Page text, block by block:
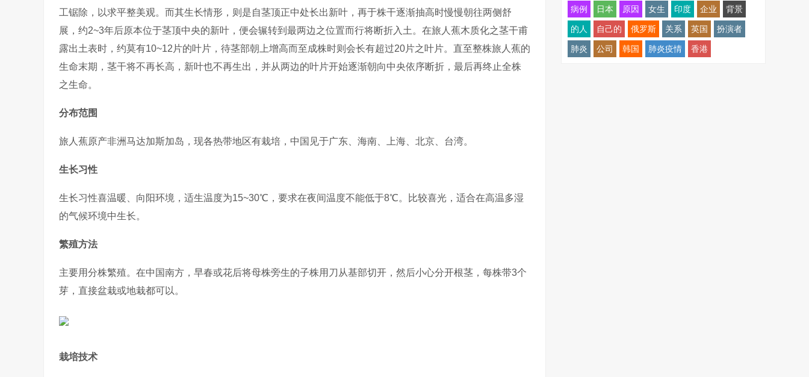
工锯除，以求平整美观。而其生长情形，则是自茎顶正中处长出新叶，再于株干逐渐抽高时慢慢朝往两侧舒
展，约2~3年后原本位于茎顶中央的新叶，便会辗转到最两边之位置而行将断折入土。在旅人蕉木质化之茎干甫
露出土表时，约莫有10~12片的叶片，待茎部朝上增高而至成株时则会长有超过20片之叶片。直至整株旅人蕉的
生命末期，茎干将不再长高，新叶也不再生出，并从两边的叶片开始逐渐朝向中央依序断折，最后再终止全株
之生命。
分布范围
旅人蕉原产非洲马达加斯加岛，现各热带地区有栽培，中国见于广东、海南、上海、北京、台湾。
生长习性
生长习性喜温暖、向阳环境，适生温度为15~30℃，要求在夜间温度不能低于8℃。比较喜光，适合在高温多湿
的气候环境中生长。
繁殖方法
主要用分株繁殖。在中国南方，早春或花后将母株旁生的子株用刀从基部切开，然后小心分开根茎，每株带3个
芽，直接盆栽或地栽都可以。
栽培技术
病例 日本 原因 女生 印度 企业 背景
的人 自己的 俄罗斯 关系 英国 扮演者
肺炎 公司 韩国 肺炎疫情 香港